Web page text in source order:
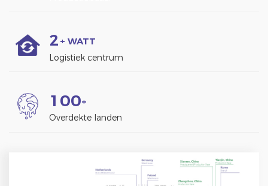
2 + WATT
Logistiek centrum
1 00+
Overdekte landen